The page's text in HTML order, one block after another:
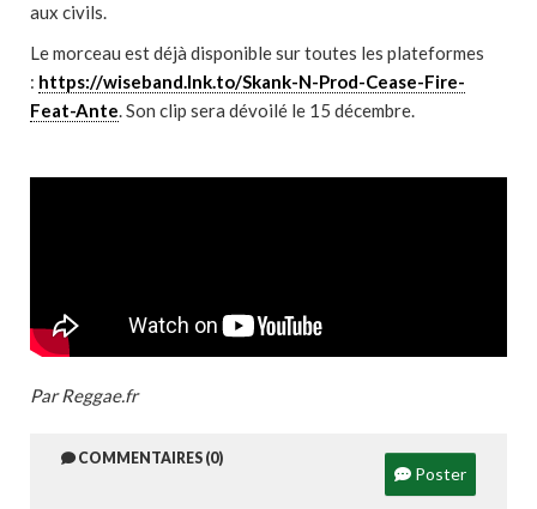
aux civils.
Le morceau est déjà disponible sur toutes les plateformes
: https://wiseband.lnk.to/Skank-N-Prod-Cease-Fire-
Feat-Ante. Son clip sera dévoilé le 15 décembre.
Par Reggae.fr
COMMENTAIRES (0)
Poster